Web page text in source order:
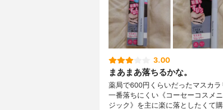
3.00
まあまあ落ちるかな。
薬局で600円くらいだったマスカ
一番落ちにくい《コーセーコスメ
ジック》を主に楽に落としたくて